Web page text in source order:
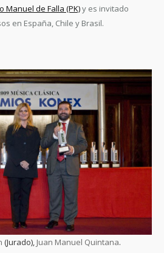
Manuel de Falla (PK)y es invitado
en España, Chile y Brasil.
(Jurado), Juan Manuel Quintana.